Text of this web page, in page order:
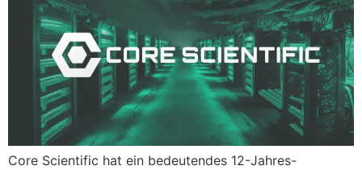
Core Scientific hat ein bedeutendes 12-Jahres-